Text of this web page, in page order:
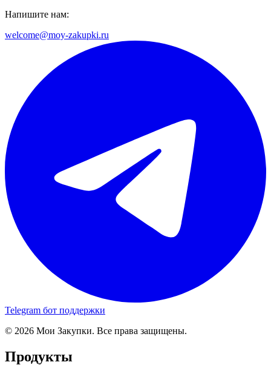
Напишите нам:
welcome@moy-zakupki.ru
Telegram бот поддержки
© 2026 Мои Закупки. Все права защищены.
Продукты